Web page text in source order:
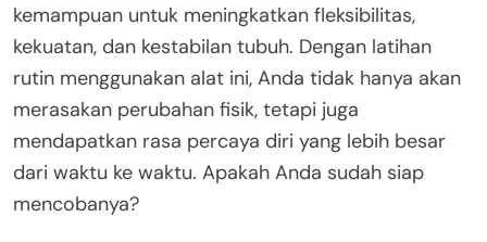
kemampuan untuk meningkatkan fleksibilitas,
kekuatan, dan kestabilan tubuh. Dengan latihan
rutin menggunakan alat ini, Anda tidak hanya akan
merasakan perubahan fisik, tetapi juga
mendapatkan rasa percaya diri yang lebih besar
dari waktu ke waktu. Apakah Anda sudah siap
mencobanya?